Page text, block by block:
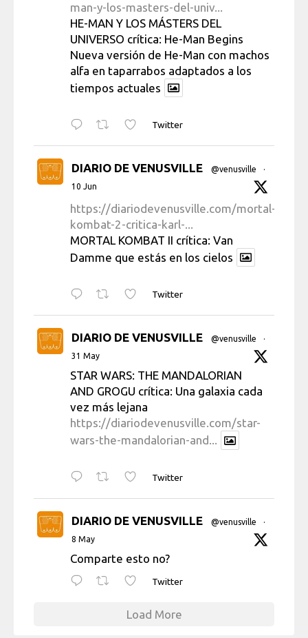
man-y-los-masters-del-univ...
HE-MAN Y LOS MÁSTERS DEL
UNIVERSO crítica: He-Man Begins
Nueva versión de He-Man con machos
alfa en taparrabos adaptados a los
tiempos actuales
Twitter
DIARIO DE VENUSVILLE @venusville
·
10 Jun
https://diariodevenusville.com/mortal-
kombat-2-critica-karl-...
MORTAL KOMBAT II crítica: Van
Damme que estás en los cielos
Twitter
DIARIO DE VENUSVILLE @venusville
·
31 May
STAR WARS: THE MANDALORIAN
AND GROGU crítica: Una galaxia cada
vez más lejana
https://diariodevenusville.com/star-
wars-the-mandalorian-and...
Twitter
DIARIO DE VENUSVILLE @venusville
·
8 May
Comparte esto no?
Twitter
Load More